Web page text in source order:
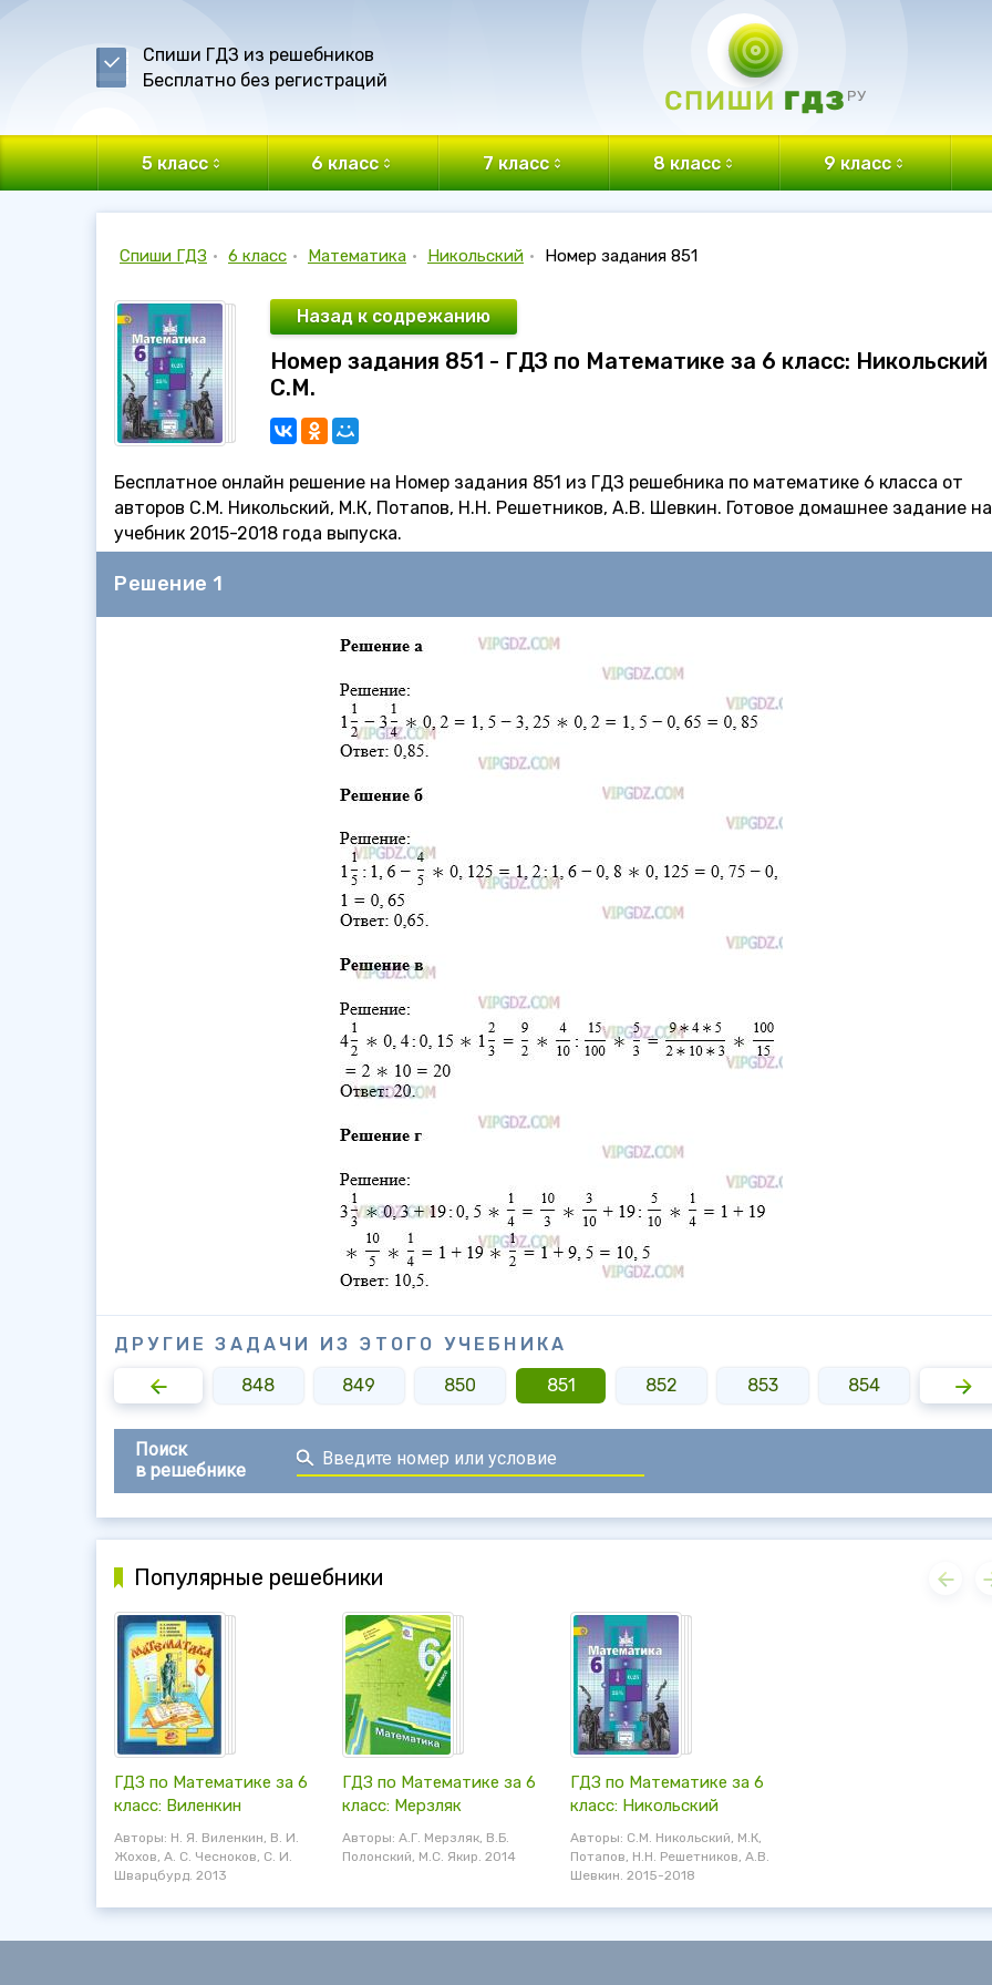
Спиши ГДЗ из решебников
Бесплатно без регистраций
5 класс 6 класс 7 класс 8 класс 9 класс
Спиши ГДЗ • 6 класс • Математика • Никольский • Номер задания 851
Назад к содрежанию
Номер задания 851 - ГДЗ по Математике за 6 класс: Никольский
С.М.
Бесплатное онлайн решение на Номер задания 851 из ГДЗ решебника по математике 6 класса от
авторов С.М. Никольский, М.К, Потапов, Н.Н. Решетников, А.В. Шевкин. Готовое домашнее задание на
учебник 2015-2018 года выпуска.
Решение 1
ДРУГИЕ ЗАДАЧИ ИЗ ЭТОГО УЧЕБНИКА
847 848 849 850 851 852 853 854 855
Поиск
в решебнике
Популярные решебники
ГДЗ по Математике за 6
класс: Виленкин
Авторы: Н. Я. Виленкин, В. И.
Жохов, А. С. Чесноков, С. И.
Шварцбурд. 2013
ГДЗ по Математике за 6
класс: Мерзляк
Авторы: А.Г. Мерзляк, В.Б.
Полонский, М.С. Якир. 2014
ГДЗ по Математике за 6
класс: Никольский
Авторы: С.М. Никольский, М.К,
Потапов, Н.Н. Решетников, А.В.
Шевкин. 2015-2018